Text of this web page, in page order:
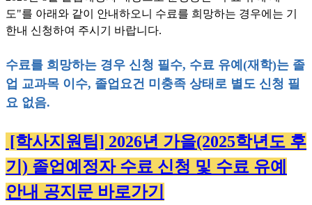
도"를 아래와 같이 안내하오니 수료를 희망하는 경우에는 기
한내 신청하여 주시기 바랍니다.
수료를 희망하는 경우 신청 필수, 수료 유예(재학)는 졸
업 교과목 이수, 졸업요건 미충족 상태로 별도 신청 필
요 없음.
[학사지원팀] 2026년 가을(2025학년도 후
기) 졸업예정자 수료 신청 및 수료 유예
안내 공지문 바로가기